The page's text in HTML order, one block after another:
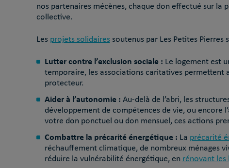
nos partenaires mécènes, chaque don effectué sur la
collective.
Les projets solidairessoutenus par Les Petites Pierres
Lutter contre l’exclusion sociale : Le logement est
temporaire, les associations caritatives permettent
protecteur.
Aider à l’autonomie : Au-delà de l’abri, les
développement de compétences de vie, ou encore
votre don ponctuel ou don mensuel, ces actions
Combattre la précarité énergétique : La précarité
réchauffement climatique, de nombreux ménages
réduire la vulnérabilité énergétique, en rénovant les